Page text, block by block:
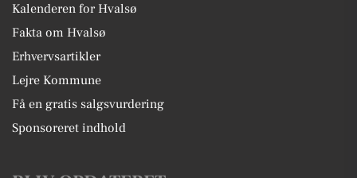
Kalenderen for Hvalsø
Fakta om Hvalsø
Erhvervsartikler
Lejre Kommune
Få en gratis salgsvurdering
Sponsoreret indhold